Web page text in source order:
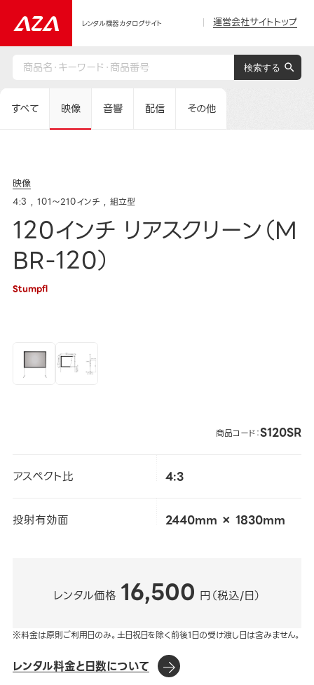
レンタル機器カタログサイト 運営会社サイトトップ
すべて 映像 音響 配信 その他
映像
4:3 101～210インチ 組立型
120インチ リアスクリーン（M
BR-120）
Stumpfl
商品コード：S120SR
アスペクト比 4:3
投射有効面 2440mm × 1830mm
レンタル価格 16,500 円（税込/日）
※料金は原則ご利用日のみ。土日祝日を除く前後1日の受け渡し日は含みません。
レンタル料金と日数について